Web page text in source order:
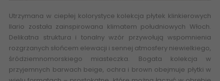
Utrzymana w ciepłej kolorystyce kolekcja płytek klinkierowych
Ilario została zainspirowana klimatem południowych Włoch.
Delikatna struktura i tonalny wzór przywołują wspomnienia
rozgrzanych słońcem elewacji i sennej atmosfery niewielkiego,
śródziemnomorskiego miasteczka. Bogata kolekcja w
przyjemnych barwach beige, ochra i brown obejmuje płytki w